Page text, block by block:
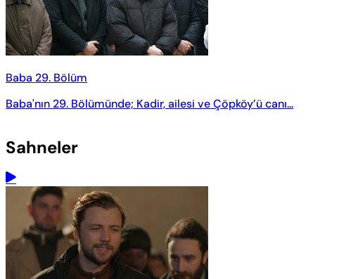
Baba 29. Bölüm
Baba'nın 29. Bölümünde; Kadir, ailesi ve Çöpköy’ü canı...
Sahneler